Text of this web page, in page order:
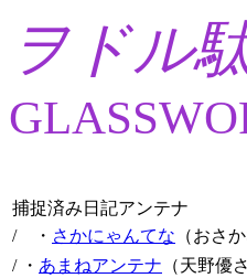
ヲドル
捕捉済み日記アンテナ
/ ・ さかにゃんてな （おさ
/ ・ あまねアンテナ （天野優